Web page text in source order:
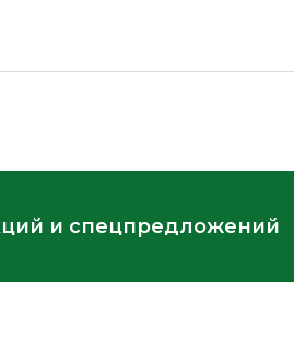
и спецпредложений